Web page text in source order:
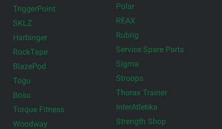
TriggerPoint
SKLZ
Harbinger
RockTape
BlazePod
Togu
Bosu
Torque Fitness
Woodway
Polar
REAX
Rubrig
Service Spare Parts
Sigma
Stroops
Thorax Trainer
InterAtletika
Strength Shop